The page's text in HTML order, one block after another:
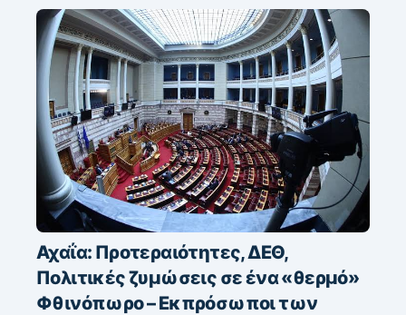
Αχαΐα: Προτεραιότητες, ΔΕΘ,
Πολιτικές ζυμώσεις σε ένα «θερμό»
Φθινόπωρο – Εκπρόσωποι των